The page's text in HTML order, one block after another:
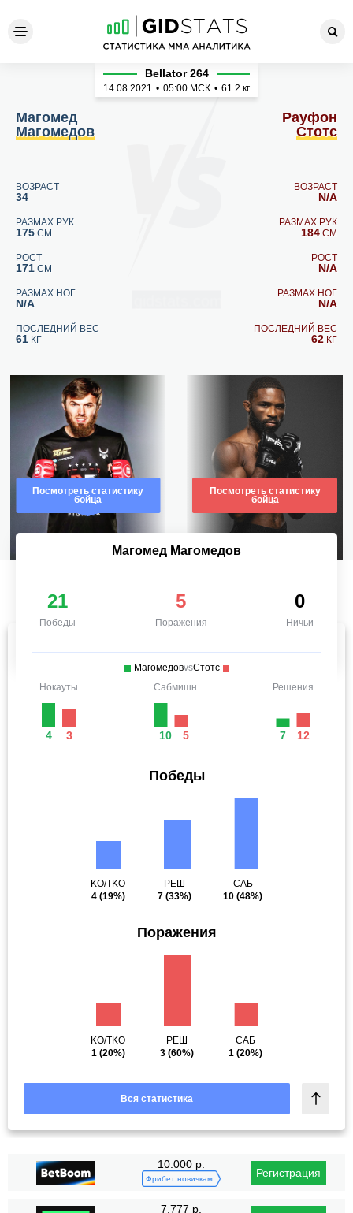
Магомед Магомедов -
Магомед
Магомедов
ВОЗРАСТ
34
РАЗМАХ РУК
175 СМ
РОСТ
171 СМ
РАЗМАХ НОГ
N/A
ПОСЛЕДНИЙ ВЕС
61 КГ
Посмотреть статистику
бойца
Bellator 264
14.08.2021 • 05:00 МСК • 61.2 кг
Рауфон
Стотс
ВОЗРАСТ
N/A
РАЗМАХ РУК
184 СМ
РОСТ
N/A
РАЗМАХ НОГ
N/A
ПОСЛЕДНИЙ ВЕС
62 КГ
Посмотреть статистику
бойца
Магомед Магомедов
21
Победы
5
Поражения
0
Ничьи
МагомедовvsСтотс
Нокауты
4 3
Сабмишн
10 5
Решения
7 12
Победы
KO/TKO
4(19%)
РЕШ
7(33%)
САБ
10 (48%)
Поражения
KO/TKO
1(20%)
РЕШ
3 (60%)
САБ
1 (20%)
Вся статистика
10.000 р.
Фрибет новичкам Регистрация
7.777 р.